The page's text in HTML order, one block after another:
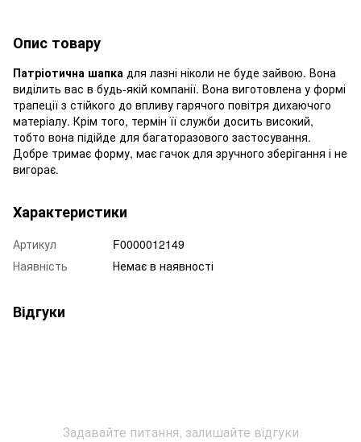
Опис товару
Патріотична шапка для лазні ніколи не буде зайвою. Вона
виділить вас в будь-якій компанії. Вона виготовлена у формі
трапеції з стійкого до впливу гарячого повітря дихаючого
матеріалу. Крім того, термін її служби досить високий,
тобто вона підійде для багаторазового застосування.
Добре тримає форму, має гачок для зручного зберігання і не
вигорає.
Характеристики
Артикул
F0000012149
Наявність
Немає в наявності
Відгуки
Задавайте питання, залишайте відгуки